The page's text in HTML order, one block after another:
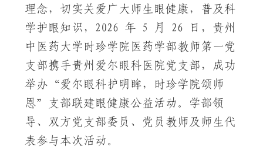
理念，切实关爱广大师生眼健康，普及科
学护眼知识，2026 年 5 月 26 日，贵州
中医药大学时珍学院医药学部教师第一党
支部携手贵州爱尔眼科医院党支部，成功
举办“爱尔眼科护明眸，时珍学院颂师
恩”支部联建眼健康公益活动。学部领
导、双方党支部委员、党员教师及师生代
表参与本次活动。